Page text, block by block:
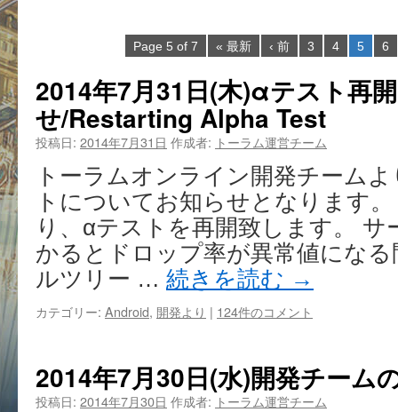
Page 5 of 7 « 最新 ‹ 前 3 4 5 6
2014年7月31日(木)αテスト再
せ/Restarting Alpha Test
投稿日: 2014年7月31日 作成者: トーラム運営チーム
トーラムオンライン開発チーム
トについてお知らせとなります
り、αテストを再開致します。 サ
かるとドロップ率が異常値にな
ルツリー … 続きを読む →
カテゴリー: Android, 開発より | 124件のコメント
2014年7月30日(水)開発チーム
投稿日: 2014年7月30日 作成者: トーラム運営チーム